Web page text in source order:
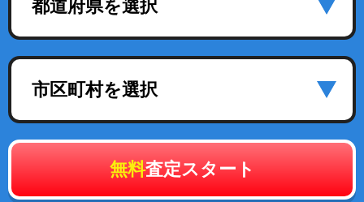
都道府県を選択
市区町村を選択
無料査定スタート